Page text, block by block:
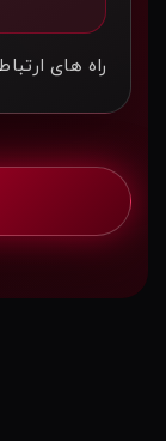
راه های